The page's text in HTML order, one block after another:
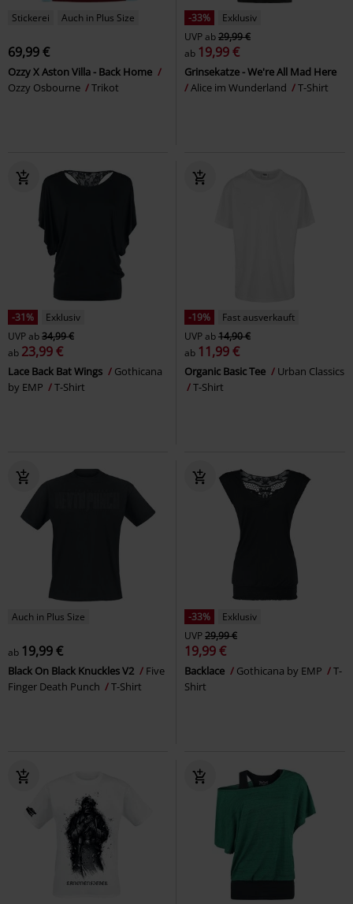
Stickerei Auch in Plus Size
69,99 €
Ozzy X Aston Villa - Back Home
Ozzy Osbourne
Trikot
-33%
Exklusiv
UVPab29,99 €
ab 19,99 €
Grinsekatze - We're All Mad Here
Alice im Wunderland
T-Shirt
-31%
Exklusiv
UVPab34,99 €
ab 23,99 €
Lace Back Bat Wings
Gothicana
by EMP
T-Shirt
-19%
Fast ausverkauft
UVPab14,90 €
ab 11,99 €
Organic Basic Tee
Urban Classics
T-Shirt
Auch in Plus Size
ab 19,99 €
Black On Black Knuckles V2
Five
Finger Death Punch
T-Shirt
-33%
Exklusiv
UVP29,99 €
19,99 €
Backlace Gothicana by EMP
T-
Shirt